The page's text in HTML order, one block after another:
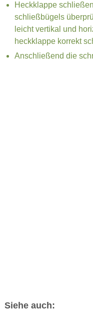
Heckklappe
schließbügels
leicht vertikal und
heckklappe korrekt
Anschließend die
Siehe auch: